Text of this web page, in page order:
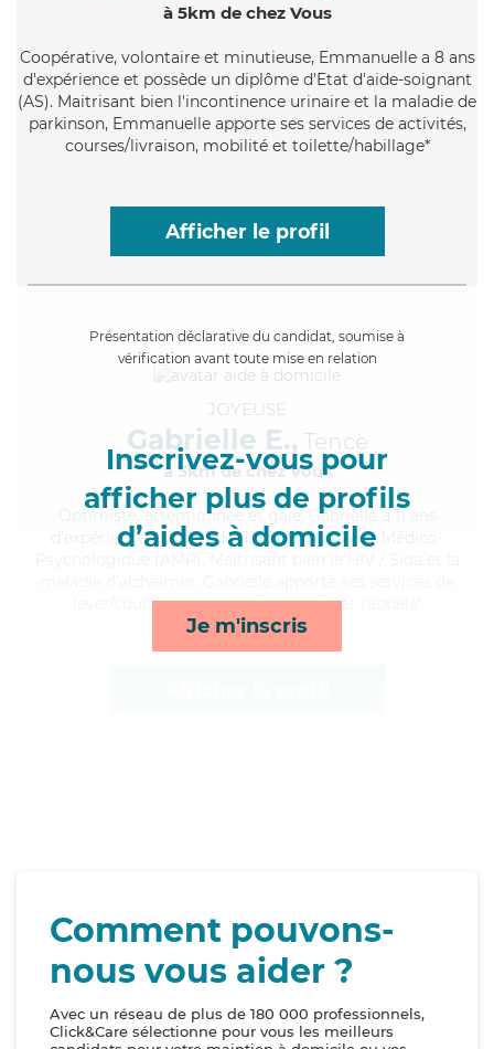
à 5km de chez Vous
Coopérative, volontaire et minutieuse, Emmanuelle a 8 ans
d'expérience et possède un diplôme d'Etat d'aide-soignant
(AS). Maitrisant bien l'incontinence urinaire et la maladie de
parkinson, Emmanuelle apporte ses services de activités,
courses/livraison, mobilité et toilette/habillage*
Afficher le profil
Présentation déclarative du candidat, soumise à
vérification avant toute mise en relation
Inscrivez-vous pour
afficher plus de profils
d’aides à domicile
Je m'inscris
JOYEUSE
Gabrielle E., Tence
à 5km de chez Vous
, attentionnée et gaie, Gabrielle a 11 ans
d'expérience et possède un diplôme d'Aide Médico-
lever/coucher, ménage, transports et rappels*
Comment pouvons-
nous vous aider ?
Avec un réseau de plus de 180 000 professionnels,
Click&Care sélectionne pour vous les meilleurs